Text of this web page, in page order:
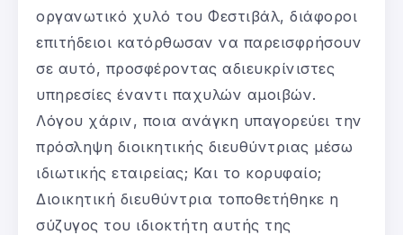
οργανωτικό χυλό του Φεστιβάλ, διάφοροι
επιτήδειοι κατόρθωσαν να παρεισφρήσουν
σε αυτό, προσφέροντας αδιευκρίνιστες
υπηρεσίες έναντι παχυλών αμοιβών.
Λόγου χάριν, ποια ανάγκη υπαγορεύει την
πρόσληψη διοικητικής διευθύντριας μέσω
ιδιωτικής εταιρείας; Και το κορυφαίο;
Διοικητική διευθύντρια τοποθετήθηκε η
σύζυγος του ιδιοκτήτη αυτής της